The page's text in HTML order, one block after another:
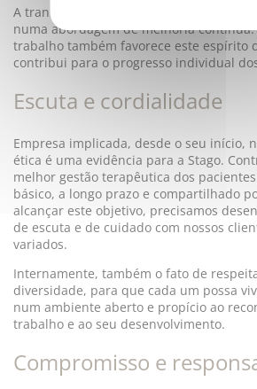
A transversalidade também motiva
numa abordagem de melhoria
trabalho também favorece este espírito
contribui para o progresso individual
Escuta e cordialidade
Empresa implicada, desde o seu início,
ética é uma evidência para a Stago.
melhor gestão terapêutica dos
básico, a longo prazo e compartilhado
alcançar este objetivo, precisamos
de escuta e de cuidado com nossos
variados.
Internamente, também o fato de
diversidade, para que cada um possa
num ambiente aberto e propício ao
trabalho e ao seu desenvolvimento.
Compromisso e